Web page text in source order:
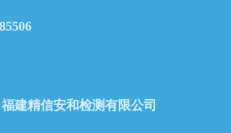
福建精信安和检测有限公司